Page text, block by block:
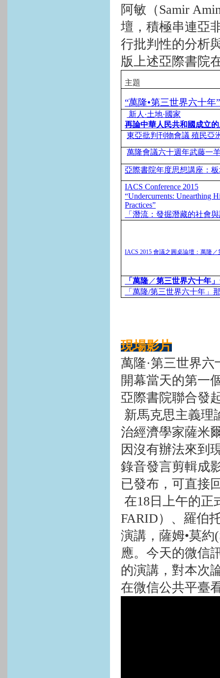
阿敏（Samir
壇，積極串連亞
行批判性的分析
版上述亞際書院
主題
“萬隆•第三世界六十年
新人·土地·國家
再論中華人民共和國成立
東亞批判刊物會議 殖民亞
萬隆會議六十週年武藤一
亞際書院年度思想講座：
IACS Conference 2015
“Undercurrents: Unearthing
Practices”
「潛流：發掘潛藏的社會
IACS 2015會議之圓桌論壇：萬隆
「萬隆／第三世界六十年
「萬隆/第三世界六十年」
現場影片
萬隆·第三世界
開幕當天的第一
亞際書院聯合發
新馬克思主義理
治經濟學家薩米
因沒有辦法來到
錄音發言剪輯成
已發布，可直接
在18 日上午的正
FARID）、羅伯
演講，薩姆•莫約
應。今天的微信
的演講，對本次
在微信公共平臺